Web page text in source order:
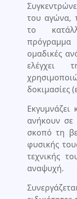
του αγώνα,
το
πρόγραμμα
ομαδικές
ελέγχει
δοκιμασίες
ανήκουν σε
σκοπό τη
φυσικής
τεχνικής
αναψυχή.